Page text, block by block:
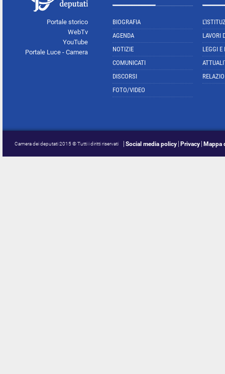
Portale storico
WebTv
YouTube
Portale Luce - Camera
BIOGRAFIA
AGENDA
NOTIZIE
COMUNICATI
DISCORSI
FOTO/VIDEO
LAVORI
LEGGI E
Camera dei deputati 2015 © Tutti i diritti riservati Social media policy Privacy Mappa